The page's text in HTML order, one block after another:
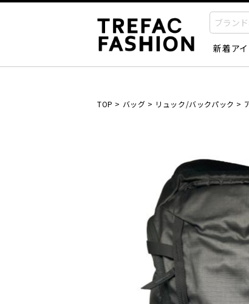
新着ア
TOP > バッグ > リュック/バックパック >